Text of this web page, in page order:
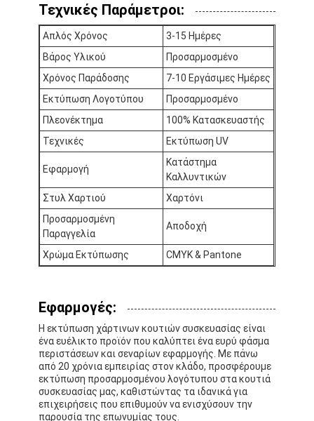
Σπίτι
Προϊόντα
Σχετικά με εμάς
Τεχνικές Παράμετροι:
Απλός Χρόνος
3-15 Ημέρες
Βάρος Υλικού
Προσαρμοσμένο
Χρόνος Παράδοσης
7-10 Εργάσιμες Ημέρες
Εκτύπωση Λογοτύπου
Προσαρμοσμένο
Πλεονέκτημα
100% Κατασκευαστής
Τεχνικές
Εκτύπωση UV
Εφαρμογή
Κατάστημα
Καλλυντικών
Στυλ Χαρτιού
Χαρτόνι
Προσαρμοσμένη
Παραγγελία
Αποδοχή
Χρώμα Εκτύπωσης CMYK & Pantone
Εφαρμογές:
Η εκτύπωση χάρτινων κουτιών συσκευασίας είναι
ένα ευέλικτο προϊόν που καλύπτει ένα ευρύ φάσμα
περιστάσεων και σεναρίων εφαρμογής. Με πάνω
από 20 χρόνια εμπειρίας στον κλάδο, προσφέρουμε
εκτύπωση προσαρμοσμένου λογότυπου στα κουτιά
συσκευασίας μας, καθιστώντας τα ιδανικά για
επιχειρήσεις που επιθυμούν να ενισχύσουν την
παρουσία της επωνυμίας τους.